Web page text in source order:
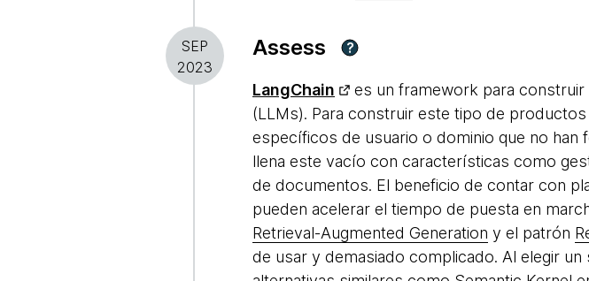
SEP
2023
Assess ?
LangChain
es un framework para
(LLMs). Para construir este tipo de
específicos de usuario o dominio que no han
llena este vacío con características como
de documentos. El beneficio de contar con
pueden acelerar el tiempo de puesta en
Retrieval-Augmented Generation y el patrón
de usar y demasiado complicado. Al elegir